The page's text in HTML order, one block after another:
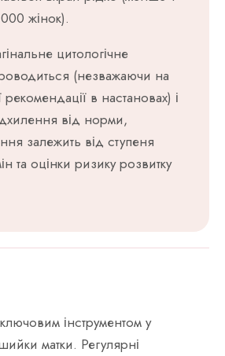
жінок).
цитологічне
(незважаючи на
рекомендації в настановах) і
від норми,
залежить від ступеня
та оцінки ризику розвитку
інструментом у
матки. Регулярні